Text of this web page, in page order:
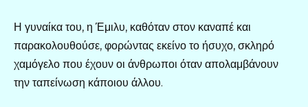
Η γυναίκα του, η Έμιλυ, καθόταν στον καναπέ και
παρακολουθούσε, φορώντας εκείνο το ήσυχο, σκληρό
χαμόγελο που έχουν οι άνθρωποι όταν απολαμβάνουν
την ταπείνωση κάποιου άλλου.